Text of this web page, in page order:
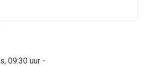
09:30 uur -